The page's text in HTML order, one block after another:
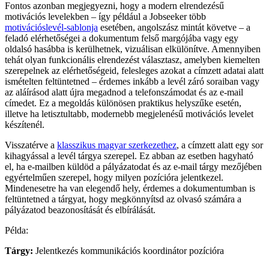
Fontos azonban megjegyezni, hogy a modern elrendezésű
motivációs levelekben – így például a Jobseeker több
motivációslevél-sablonja esetében, angolszász mintát követve – a
feladó elérhetőségei a dokumentum felső margójába vagy egy
oldalsó hasábba is kerülhetnek, vizuálisan elkülönítve. Amennyiben
tehát olyan funkcionális elrendezést választasz, amelyben kiemelten
szerepelnek az elérhetőségeid, felesleges azokat a címzett adatai alatt
ismételten feltüntetned – érdemes inkább a levél záró soraiban vagy
az aláírásod alatt újra megadnod a telefonszámodat és az e-mail
címedet. Ez a megoldás különösen praktikus helyszűke esetén,
illetve ha letisztultabb, modernebb megjelenésű motivációs levelet
készítenél.
Visszatérve a klasszikus magyar szerkezethez, a címzett alatt egy sor
kihagyással a levél tárgya szerepel. Ez abban az esetben hagyható
el, ha e-mailben küldöd a pályázatodat és az e-mail tárgy mezőjében
egyértelműen szerepel, hogy milyen pozícióra jelentkezel.
Mindenesetre ha van elegendő hely, érdemes a dokumentumban is
feltüntetned a tárgyat, hogy megkönnyítsd az olvasó számára a
pályázatod beazonosítását és elbírálását.
Példa:
Tárgy: Jelentkezés kommunikációs koordinátor pozícióra